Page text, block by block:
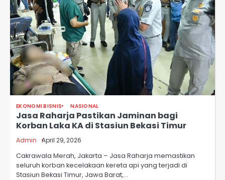
EKONOMI BISNIS NASIONAL
Jasa Raharja Pastikan Jaminan bagi
Korban Laka KA di Stasiun Bekasi Timur
Admin April 29, 2026
Cakrawala Merah, Jakarta – Jasa Raharja memastikan
seluruh korban kecelakaan kereta api yang terjadi di
Stasiun Bekasi Timur, Jawa Barat,…